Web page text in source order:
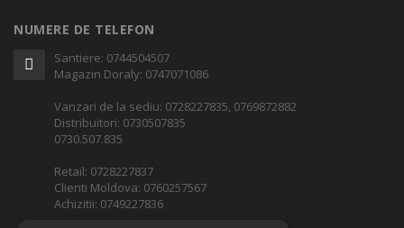
NUMERE DE TELEFON
Santiere: 0744504507
Magazin Doraly: 0747071086
Vanzari de la sediu: 0728227835, 0769872882
Distribuitori: 0730507835
0730.507.835
Retail: 0728227837
Clienti Moldova: 0760257567
Achizitii: 0749227836